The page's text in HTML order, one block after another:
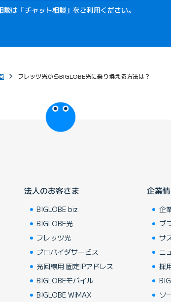
談は「チャット相談」をご利用ください。
フレッツ光からBIGLOBE光に乗り換える方法は？
びっぷるのページ
法人のお客さま
BIGLOBE biz.
BIGLOBE光
フレッツ光
プロバイダサービス
光回線用 固定IPアドレス
BIGLOBEモバイル
BIGLOBE WiMAX
企業
企
ブ
サ
ニ
採
ソ